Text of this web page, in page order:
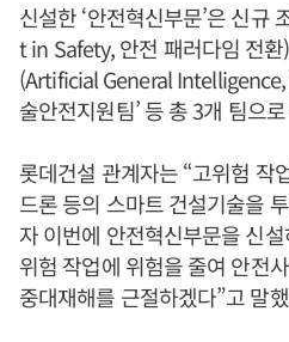
신설한 ‘안전혁신부문’은 신규
t in Safety, 안전 패러다임 전환
(Artificial General Intelligence,
술안전지원팀’ 등 총 3개 팀으
롯데건설 관계자는 “고위험 작
드론 등의 스마트 건설기술을
자 이번에 안전혁신부문을 신
위험 작업에 위험을 줄여 안전
중대재해를 근절하겠다”고 말